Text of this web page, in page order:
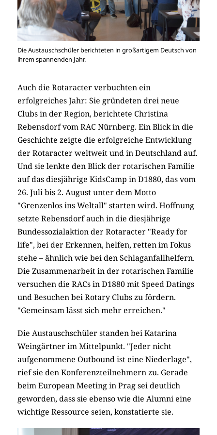
Die Austauschschüler berichteten in großartigem Deutsch von
ihrem spannenden Jahr.
Auch die Rotaracter verbuchten ein
erfolgreiches Jahr: Sie gründeten drei neue
Clubs in der Region, berichtete Christina
Rebensdorf vom RAC Nürnberg. Ein Blick in die
Geschichte zeigte die erfolgreiche Entwicklung
der Rotaracter weltweit und in Deutschland auf.
Und sie lenkte den Blick der rotarischen Familie
auf das diesjährige KidsCamp in D1880, das vom
26. Juli bis 2. August unter dem Motto
"Grenzenlos ins Weltall" starten wird. Hoffnung
setzte Rebensdorf auch in die diesjährige
Bundessozialaktion der Rotaracter "Ready for
life", bei der Erkennen, helfen, retten im Fokus
stehe – ähnlich wie bei den Schlaganfallhelfern.
Die Zusammenarbeit in der rotarischen Familie
versuchen die RACs in D1880 mit Speed Datings
und Besuchen bei Rotary Clubs zu fördern.
"Gemeinsam lässt sich mehr erreichen."
Die Austauschschüler standen bei Katarina
Weingärtner im Mittelpunkt. "Jeder nicht
aufgenommene Outbound ist eine Niederlage",
rief sie den Konferenzteilnehmern zu. Gerade
beim European Meeting in Prag sei deutlich
geworden, dass sie ebenso wie die Alumni eine
wichtige Ressource seien, konstatierte sie.